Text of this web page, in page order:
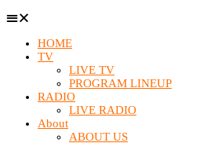
HOME
TV
LIVE TV
PROGRAM LINEUP
RADIO
LIVE RADIO
About
ABOUT US